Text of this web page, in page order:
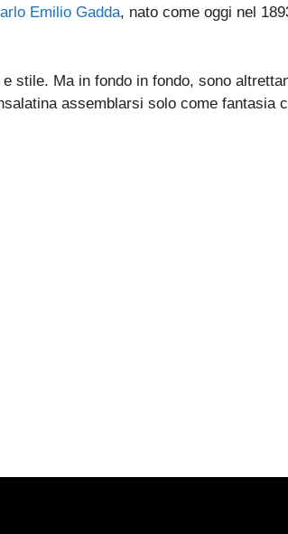
Emilio Gadda, nato come oggi nel
stile. Ma in fondo in fondo, sono
assemblarsi solo come fantasia